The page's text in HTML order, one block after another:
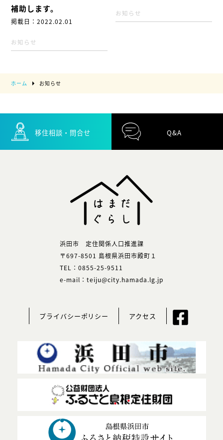
補助します。
掲載日：2022.02.01
お知らせ
お知らせ
ホーム お知らせ
移住相談・問合せ Q&A
浜田市 定住関係人口推進課
〒697-8501 島根県浜田市殿町１
TEL：0855-25-9511
e-mail：teiju@city.hamada.lg.jp
プライバシーポリシー アクセス